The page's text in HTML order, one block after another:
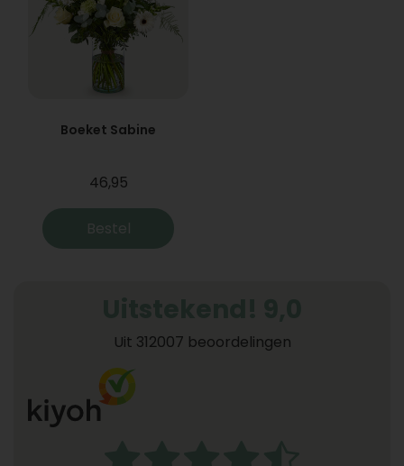
Boeket Sabine
46,95
Bestel
Uit 312007 beoordelingen